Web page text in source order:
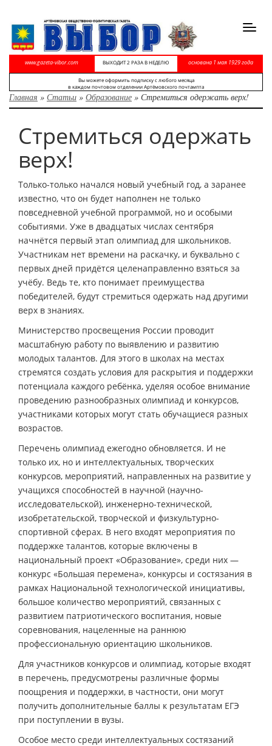
www.gazeta-vibor.com ВЫХОДИТ 2 РАЗА В НЕДЕЛЮ основана 1 мая 1929 года
Вы можете оформить подписку с любого месяца
в каждом почтовом отделении Артёмовского почтампта
Главная » Статьи » Образование » Стремиться одержать верх!
Стремиться одержать
верх!
Только-только начался новый учебный год, а заранее
известно, что он будет наполнен не только
повседневной учебной программой, но и особыми
событиями. Уже в двадцатых числах сентября
начнётся первый этап олимпиад для школьников.
Участникам нет времени на раскачку, и буквально с
первых дней придётся целенаправленно взяться за
учёбу. Ведь те, кто понимает преимущества
победителей, будут стремиться одержать над другими
верх в знаниях.
Министерство просвещения России проводит
масштабную работу по выявлению и развитию
молодых талантов. Для этого в школах на местах
стремятся создать условия для раскрытия и поддержки
потенциала каждого ребёнка, уделяя особое внимание
проведению разнообразных олимпиад и конкурсов,
участниками которых могут стать обучащиеся разных
возрастов.
Перечень олимпиад ежегодно обновляется. И не
только их, но и интеллектуальных, творческих
конкурсов, мероприятий, направленных на развитие у
учащихся способностей в научной (научно-
исследовательской), инженерно-технической,
изобретательской, творческой и физкультурно-
спортивной сферах. В него входят мероприятия по
поддержке талантов, которые включены в
национальный проект «Образование», среди них —
конкурс «Большая перемена», конкурсы и состязания в
рамках Национальной технологической инициативы,
большое количество мероприятий, связанных с
развитием патриотического воспитания, новые
соревнования, нацеленные на раннюю
профессиональную ориентацию школьников.
Для участников конкурсов и олимпиад, которые входят
в перечень, предусмотрены различные формы
поощрения и поддержки, в частности, они могут
получить дополнительные баллы к результатам ЕГЭ
при поступлении в вузы.
Особое место среди интеллектуальных состязаний